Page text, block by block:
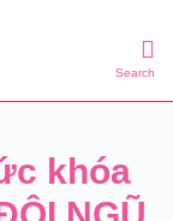
Search
khóa